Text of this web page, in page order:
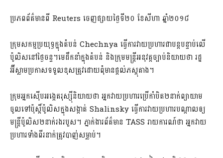
ប្រភពព័ត៌មានពី Reuters ចេញផ្សាយថ្ងៃទី២០​ ខែសីហា ឆ្នាំ២០១៨
ក្រុមសកម្មប្រយុទ្ធក្នុងតំបន់ Chechnya ធ្វើការវាយប្រហារជាបន្តបន្ទាប់លើ
ប៉ូលិសនៅថ្ងៃចន្ទ។មេដឹកនាំក្នុងតំបន់ និងក្រុមមន្ត្រីអនុវត្តច្បាប់និយាយថា រដ្ឋ
អ៊ីស្លាមប្រកាសទទួលខុសត្រូវដោយពុំមានផ្តល់ភស្តុតាង។
ក្រុមអ្នកស៊ើបអង្កេតរុស្ស៊ីនិយាយថា អ្នកវាយប្រហារប្រើកាំបិត២នាក់ព្យាយាម
ចូលទៅប៉ុស្តិ៍ប៉ូលិសក្នុងសង្កាត់ Shalinsky ធ្វើការវាយប្រហារ​បណ្តាលឲ្យ​
មន្ត្រីប៉ូលិស២នាក់រងរបួស។ ភ្នាក់ងារព័ត៌មាន TASS រាយការណ៍ថា​ អ្នកវាយ
ប្រហារទាំងពីរ​នាក់ត្រូវបាញ់សម្លាប់។